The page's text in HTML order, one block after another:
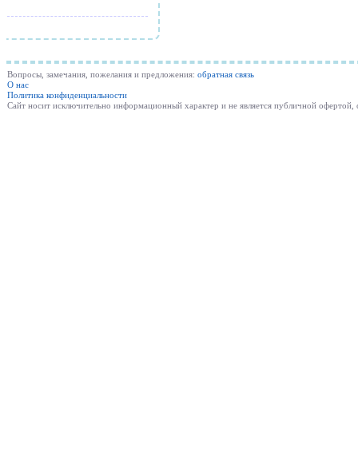
Вопросы, замечания, пожелания и предложения: обратная связь
О нас
Политика конфиденциальности
Cайт носит исключительно информационный характер и не является публичной